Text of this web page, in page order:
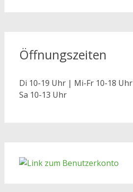
Öffnungszeiten
Di 10-19 Uhr | Mi-Fr 10-18 Uhr
Sa 10-13 Uhr